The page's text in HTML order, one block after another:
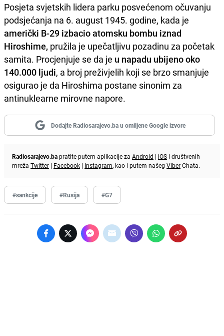
Posjeta svjetskih lidera parku posvećenom očuvanju
podsjećanja na 6. august 1945. godine, kada je
američki B-29 izbacio atomsku bombu iznad
Hiroshime, pružila je upečatljivu pozadinu za početak
samita. Procjenjuje se da je u napadu ubijeno oko
140.000 ljudi, a broj preživjelih koji se brzo smanjuje
osigurao je da Hiroshima postane sinonim za
antinuklearne mirovne napore.
Dodajte Radiosarajevo.ba u omiljene Google izvore
Radiosarajevo.bapratite putem aplikacije za Android | iOS i društvenih
mreža Twitter | Facebook | Instagram, kao i putem našeg ViberChata.
#sankcije #Rusija #G7